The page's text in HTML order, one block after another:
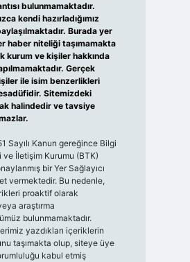
bulunmamaktadır.
kendi hazırladığımız
Burada yer
haber niteliği taşımamakta
kurum ve kişiler hakkında
Gerçek
ile isim benzerlikleri
Sitemizdeki
halindedir ve tavsiye
Sayılı Kanun gereğince Bilgi
İletişim Kurumu (BTK)
bir Yer Sağlayıcı
vermektedir. Bu nedenle,
proaktif olarak
araştırma
bulunmamaktadır.
yazdıkları içeriklerin
taşımakta olup, siteye üye
kabul etmiş